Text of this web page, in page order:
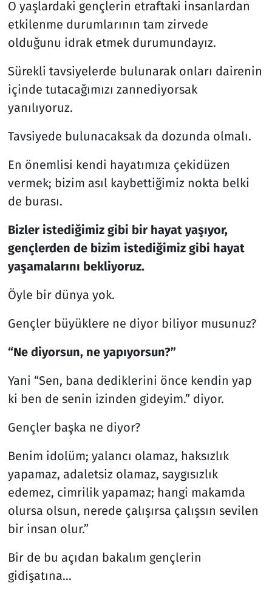
O yaşlardaki gençlerin etraftaki insanlardan
etkilenme durumlarının tam zirvede
olduğunu idrak etmek durumundayız.
Sürekli tavsiyelerde bulunarak onları dairenin
içinde tutacağımızı zannediyorsak
yanılıyoruz.
Tavsiyede bulunacaksak da dozunda olmalı.
En önemlisi kendi hayatımıza çekidüzen
vermek; bizim asıl kaybettiğimiz nokta belki
de burası.
Bizler istediğimiz gibi bir hayat yaşıyor,
gençlerden de bizim istediğimiz gibi hayat
yaşamalarını bekliyoruz.
Öyle bir dünya yok.
Gençler büyüklere ne diyor biliyor musunuz?
“Ne diyorsun, ne yapıyorsun?”
Yani “Sen, bana dediklerini önce kendin yap
ki ben de senin izinden gideyim.” diyor.
Gençler başka ne diyor?
Benim idolüm; yalancı olamaz, haksızlık
yapamaz, adaletsiz olamaz, saygısızlık
edemez, cimrilik yapamaz; hangi makamda
olursa olsun, nerede çalışırsa çalışsın sevilen
bir insan olur.”
Bir de bu açıdan bakalım gençlerin
gidişatına…